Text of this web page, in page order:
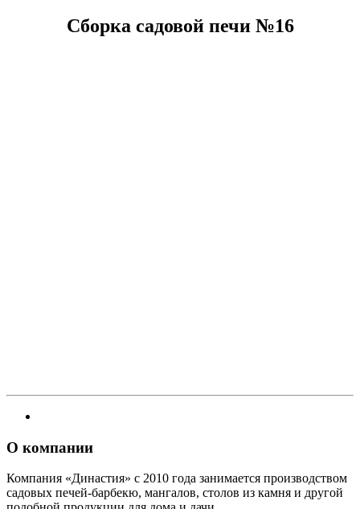
Сборка садовой печи №16
О компании
Компания «Династия» с 2010 года занимается производством
садовых печей-барбекю, мангалов, столов из камня и другой